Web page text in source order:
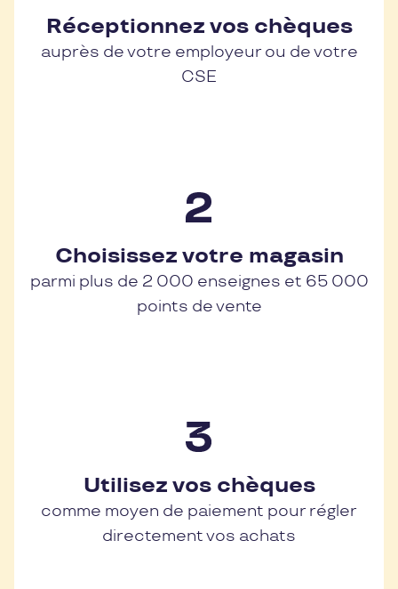
Réceptionnez vos chèques
auprès de votre employeur ou de votre
CSE
Choisissez votre magasin
parmi plus de 2 000 enseignes et 65 000
points de vente
Utilisez vos chèques
comme moyen de paiement pour régler
directement vos achats